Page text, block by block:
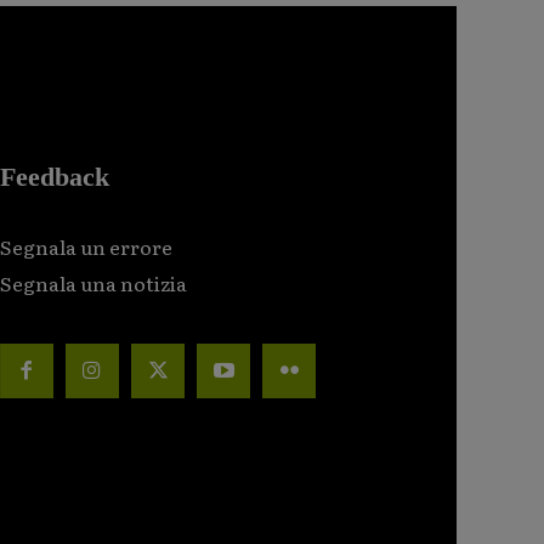
Feedback
Segnala un errore
Segnala una notizia